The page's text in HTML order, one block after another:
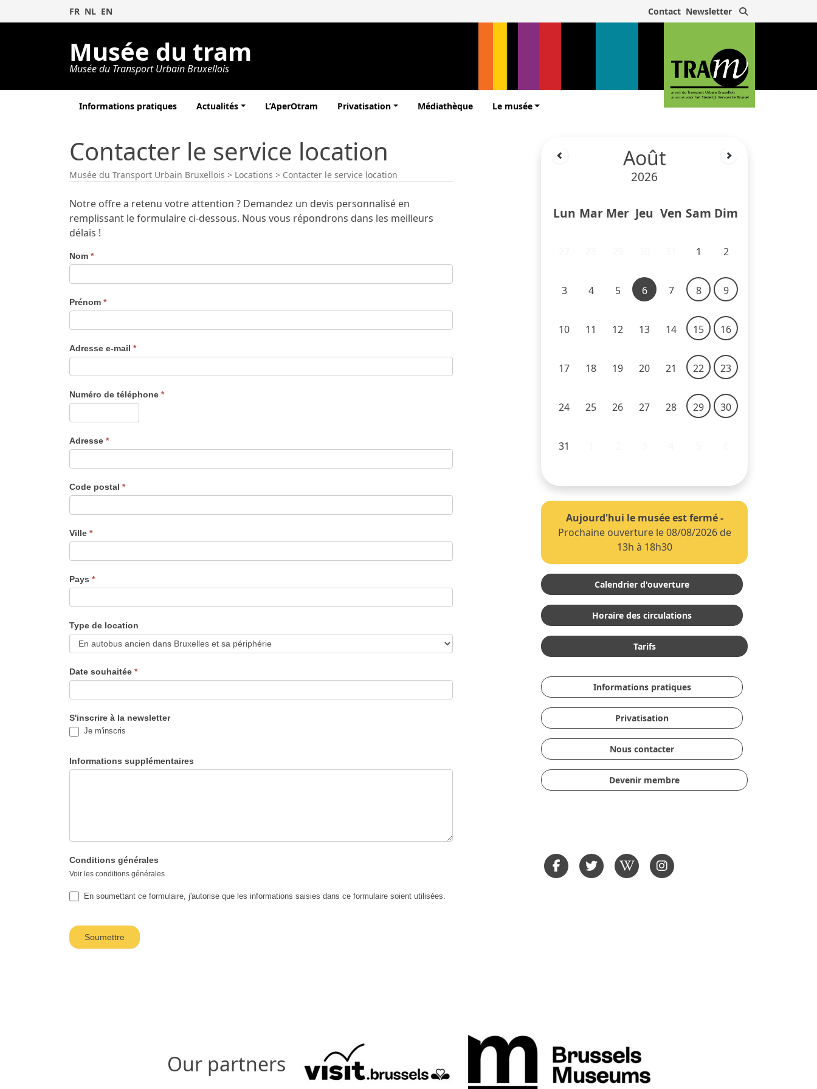
FR NL EN Contact Newsletter
Musée du tram
Musée du Transport Urbain Bruxellois
Informations pratiques Actualités L’AperOtram Privatisation Médiathèque Le musée
Contacter le service location
Musée du Transport Urbain Bruxellois > Locations > Contacter le service location
Notre offre a retenu votre attention ? Demandez un devis personnalisé en
remplissant le formulaire ci-dessous. Nous vous répondrons dans les meilleurs
délais !
Nom *
Prénom *
Adresse e-mail *
Numéro de téléphone *
Adresse *
Code postal *
Ville *
Pays *
Type de location
Date souhaitée *
S'inscrire à la newsletter
Je m'inscris
Informations supplémentaires
Conditions générales
Voir les conditions générales
En soumettant ce formulaire, j'autorise que les informations saisies dans ce formulaire soient utilisées.
Août
2026
Lun Mar Mer Jeu Ven Sam Dim
1 2
3 4 5 6 7 8 9
10 11 12 13 14 15 16
17 18 19 20 21 22 23
24 25 26 27 28 29 30
31
Aujourd'hui le musée est fermé-
Prochaine ouverture le 08/08/2026 de
13h à 18h30
Calendrier d'ouverture
Horaire des circulations
Tarifs
Informations pratiques
Privatisation
Nous contacter
Devenir membre
Our partners